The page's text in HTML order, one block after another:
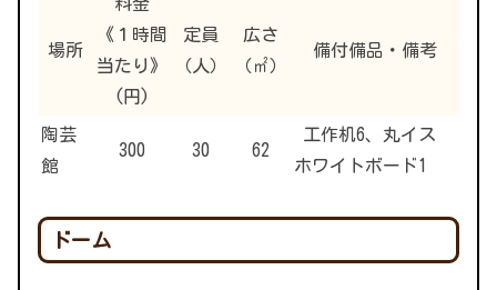
場所
《１時間
当たり》
(円)
定員
（人）
広さ
（㎡）
備付備品・備考
陶芸
館
300 30 62
工作机6、丸イス
ホワイトボード1
ドーム